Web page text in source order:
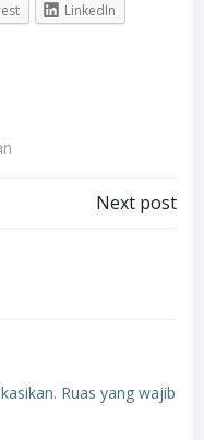
LinkedIn
Next post
Ruas yang wajib